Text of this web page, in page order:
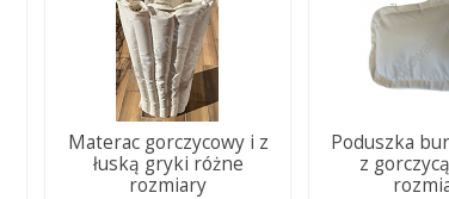
Materac gorczycowy i z
łuską gryki różne
rozmiary
Poduszka
z